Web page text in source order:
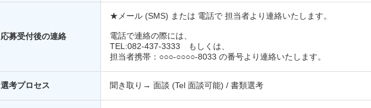
応募受付後の連絡
★メール (SMS) または 電話で 担当者より連絡いたします。
電話で連絡の際には、
TEL:082-437-3333 もしくは、
担当者携帯：○○○-○○○○-8033 の番号より連絡いたします。
選考プロセス 聞き取り→ 面談 (Tel 面談可能) / 書類選考